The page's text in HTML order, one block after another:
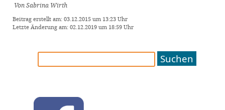
Von Sabrina Wirth
Beitrag erstellt am: 03.12.2015 um 13:23 Uhr
Letzte Änderung am: 02.12.2019 um 18:59 Uhr
Suchen